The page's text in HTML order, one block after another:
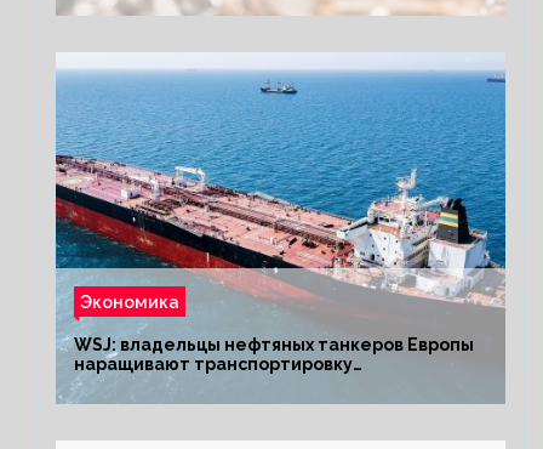
Экономика
WSJ: владельцы нефтяных танкеров Европы
наращивают транспортировку
из РФ до санкций